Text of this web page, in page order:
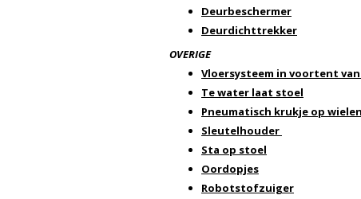
Deurbeschermer
Deurdichttrekker
OVERIGE
Vloersysteem in voortent
Te water laat stoel
Pneumatisch krukje op wielen
Sleutelhouder
Sta op stoel
Oordopjes
Robotstofzuiger